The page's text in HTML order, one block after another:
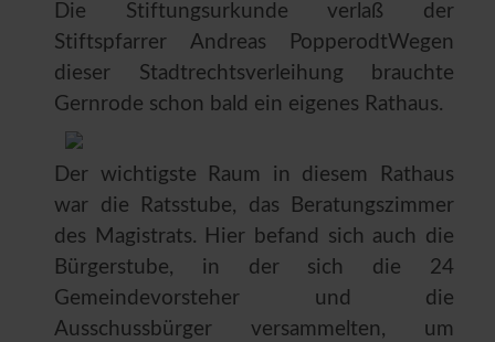
Die Stiftungsurkunde verlaß der
Stiftspfarrer Andreas PopperodtWegen
dieser Stadtrechtsverleihung brauchte
Gernrode schon bald ein eigenes Rathaus.
Der wichtigste Raum in diesem Rathaus
war die Ratsstube, das Beratungszimmer
des Magistrats. Hier befand sich auch die
Bürgerstube, in der sich die 24
Gemeindevorsteher und die
Ausschussbürger versammelten, um